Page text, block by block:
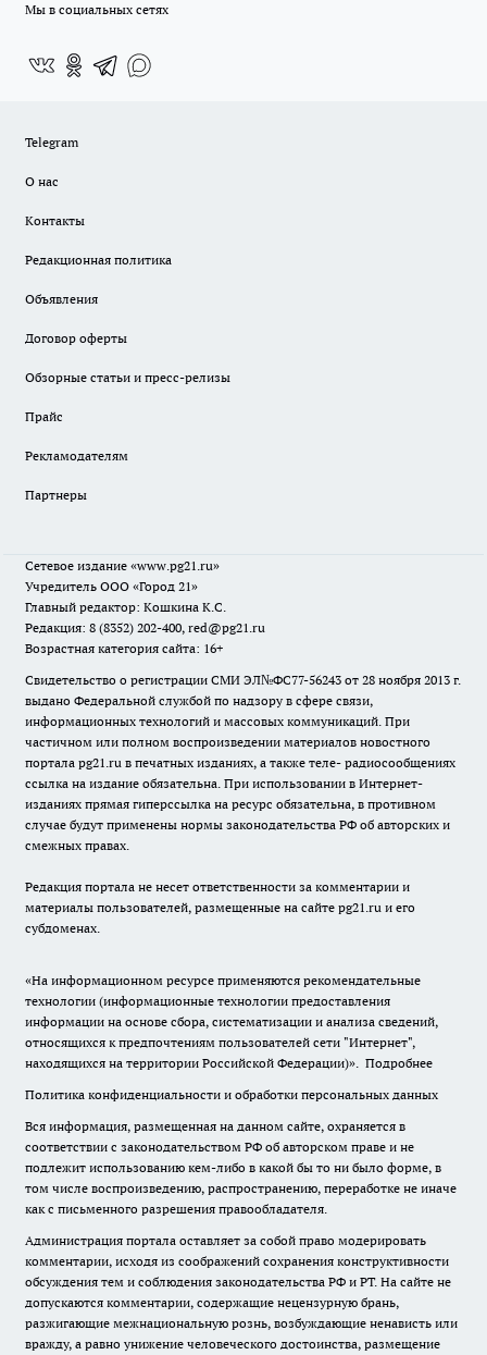
Мы в социальных сетях
Telegram
О нас
Контакты
Редакционная политика
Объявления
Договор оферты
Обзорные статьи и пресс-релизы
Прайс
Рекламодателям
Партнеры
Сетевое издание «www.pg21.ru»
Учредитель ООО «Город 21»
Главный редактор: Кошкина К.С.
Редакция: 8 (8352) 202-400, red@pg21.ru
Возрастная категория сайта: 16+
Свидетельство о регистрации СМИ ЭЛ№ФС77-56243 от 28 ноября 2013 г.
выдано Федеральной службой по надзору в сфере связи,
информационных технологий и массовых коммуникаций. При
частичном или полном воспроизведении материалов новостного
портала pg21.ru в печатных изданиях, а также теле- радиосообщениях
ссылка на издание обязательна. При использовании в Интернет-
изданиях прямая гиперссылка на ресурс обязательна, в противном
случае будут применены нормы законодательства РФ об авторских и
смежных правах.
Редакция портала не несет ответственности за комментарии и
материалы пользователей, размещенные на сайте pg21.ru и его
субдоменах.
«На информационном ресурсе применяются рекомендательные
технологии (информационные технологии предоставления
информации на основе сбора, систематизации и анализа сведений,
относящихся к предпочтениям пользователей сети "Интернет",
находящихся на территории Российской Федерации)». Подробнее
Политика конфиденциальности и обработки персональных данных
Вся информация, размещенная на данном сайте, охраняется в
соответствии с законодательством РФ об авторском праве и не
подлежит использованию кем-либо в какой бы то ни было форме, в
том числе воспроизведению, распространению, переработке не иначе
как с письменного разрешения правообладателя.
Администрация портала оставляет за собой право модерировать
комментарии, исходя из соображений сохранения конструктивности
обсуждения тем и соблюдения законодательства РФ и РТ. На сайте не
допускаются комментарии, содержащие нецензурную брань,
разжигающие межнациональную рознь, возбуждающие ненависть или
вражду, а равно унижение человеческого достоинства, размещение